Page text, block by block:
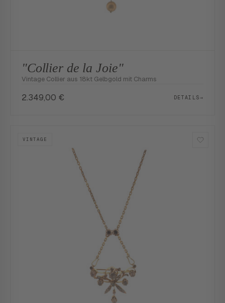
"Collier de la Joie"
Vintage Collier aus 18kt Gelbgold mit Charms
2.349,00 € DETAILS→
VINTAGE